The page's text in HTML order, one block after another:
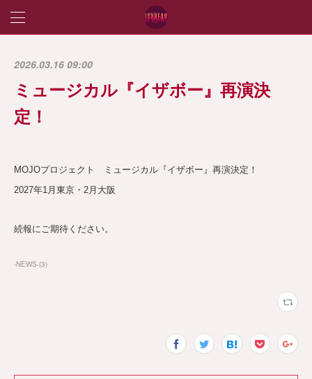
2026.03.16 09:00
ミュージカル『イザボー』再演決
定！
MOJOプロジェクト ミュージカル『イザボー』再演決定！
2027年1月東京・2月大阪
続報にご期待ください。
-NEWS-(3)